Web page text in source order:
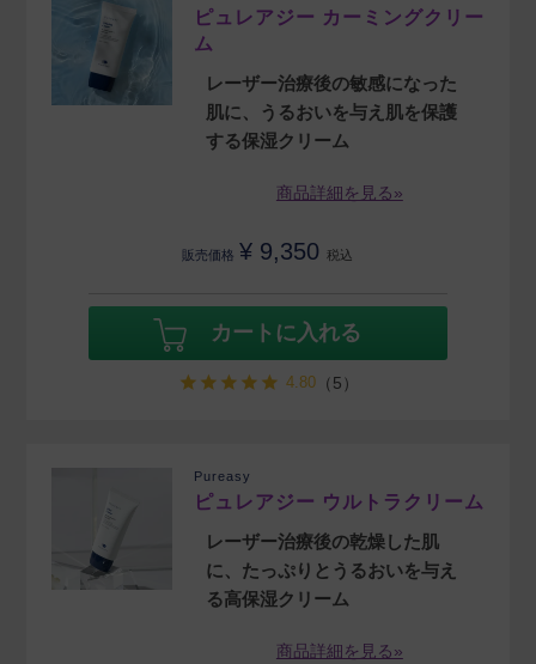
ピュレアジー カーミングクリー
ム
レーザー治療後の敏感になった
肌に、うるおいを与え肌を保護
する保湿クリーム
商品詳細を見る»
販売価格 ¥ 9,350 税込
カートに入れる
4.80（5）
Pureasy
ピュレアジー ウルトラクリーム
レーザー治療後の乾燥した肌
に、たっぷりとうるおいを与え
る高保湿クリーム
商品詳細を見る»